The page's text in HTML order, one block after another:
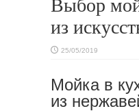
Выбор
из
25/05/2019
Мойка в
из